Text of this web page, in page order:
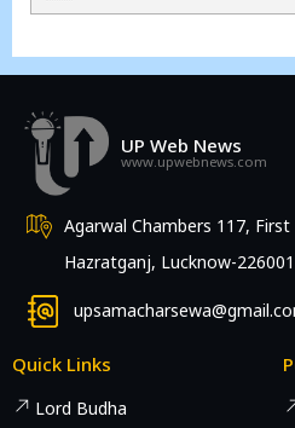
UP Web News
www.upwebnews.com
Agarwal Chambers 117,
Hazratganj, Lucknow-226001
Quick Links
Lord Budha